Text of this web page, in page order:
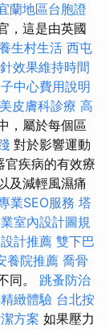
蘭地區台胞證
，這是由英國
生村生活 西屯
效果維持時間
中心費用說明
皮膚科診療 高
，屬於每個區
對於影響運動
官疾病的有效療
及減輕風濕痛
業SEO服務 塔
室內設計圖規
計推薦 雙下巴
養院推薦 喬骨
同。 跳蚤防治
緻體驗 台北按
方案 如果壓力